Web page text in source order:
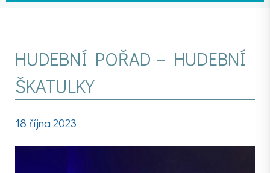
HUDEBNÍ POŘAD – HUDEBNÍ
ŠKATULKY
18 října 2023